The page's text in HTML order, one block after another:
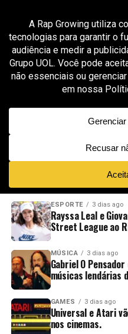
All posts tagged
MÚSICA 1 mês
Thiago Tico,
mentoria
indústria
NOVIDADES
ESPORTE 3 dias ago
Rayssa Leal e
Street League ao
MÚSICA 3 dias ago
Gabriel O
músicas lendárias
GAMES 3 dias ago
Universal e Atari
nos cinemas.